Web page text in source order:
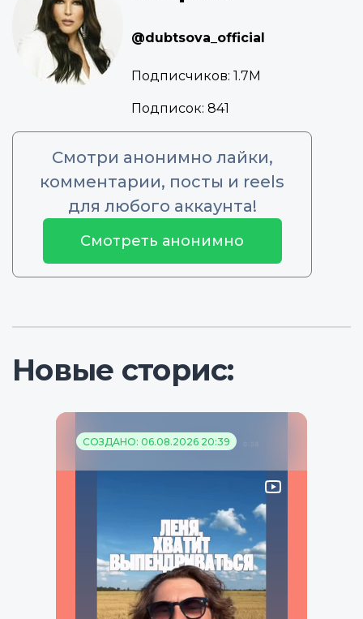
@dubtsova_official
Подписчиков: 1.7M
Подписок: 841
Смотри анонимно лайки,
комментарии, посты и reels
для любого аккаунта!
Смотреть анонимно
Новые сторис:
СОЗДАНО: 06.08.2026 20:39